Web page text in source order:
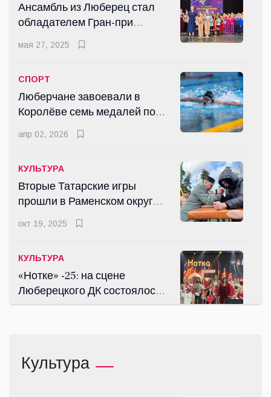
Ансамбль из Люберец стал
обладателем Гран-при
международного конкурса
«Диагональ»
мая 27, 2025
СПОРТ
Люберчане завоевали в
Королёве семь медалей по
апр 02, 2026
КУЛЬТУРА
Вторые Татарские игры
прошли в Раменском округе
Подмосковья
окт 19, 2025
КУЛЬТУРА
«Нотке» -25: на сцене
Люберецкого ДК состоялось
грандиозное шоу
«Русский Халк» установил
Культура